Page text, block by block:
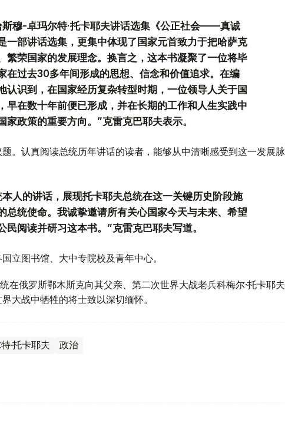
斯穆-卓玛尔特·托卡耶夫讲话选集《公正社会——真诚
一部讲话选集，更集中体现了国家元首致力于把哈萨克
繁荣国家的发展理念。换言之，这本书凝聚了一位将毕
在过去30多年间形成的思想、信念和价值追求。在编
认识到，在国家经历复杂转型时期，一位领导人关于国
早在数十年前便已形成，并在长期的工作和人生实践中
政策的重要方向。”克雷克巴耶夫表示。
。认真阅读总统历年讲话的读者，能够从中清晰感受到这一发展脉
人的讲话，展现托卡耶夫总统在这一关键历史阶段施
总统使命。我诚挚邀请所有关心国家今天与未来、希望
民阅读并研习这本书。”克雷克巴耶夫写道。
立图书馆、大中专院校及青年中心。
在俄罗斯鄂木斯克向其父亲、第二次世界大战老兵科梅尔·托卡耶夫
大战中牺牲的将士致以深切缅怀。
·托卡耶夫 政治